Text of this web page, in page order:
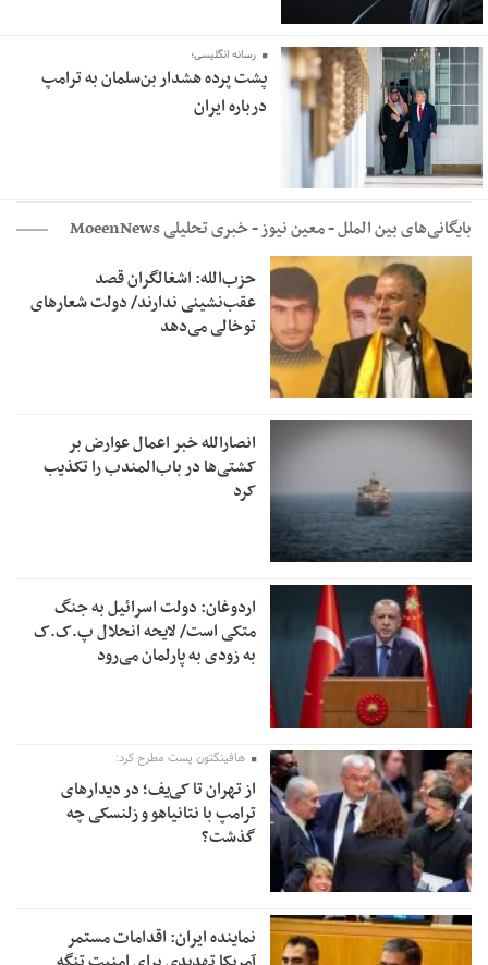
رسانه انگلیسی؛
پشت پرده هشدار بن‌سلمان به ترامپ
درباره ایران
بایگانی‌های بین الملل - معین نیوز - خبری تحلیلی MoeenNews
حزب‌الله: اشغالگران قصد
عقب‌نشینی ندارند/ دولت شعارهای
توخالی می‌‌دهد
انصارالله خبر اعمال عوارض بر
کشتی‌ها در باب‌المندب را تکذیب
کرد
اردوغان: دولت اسرائیل به جنگ
متکی است/ لایحه انحلال پ.ک.ک
به زودی به پارلمان می‌رود
هافینگتون پست مطرح کرد:
از تهران تا کی‌یف؛ در دیدارهای
ترامپ با نتانیاهو و زلنسکی چه
گذشت؟
نماینده ایران: اقدامات مستمر